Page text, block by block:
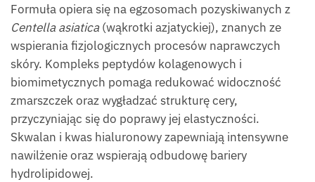
Formuła opiera się na egzosomach pozyskiwanych z
Centella asiatica(wąkrotki azjatyckiej), znanych ze
wspierania fizjologicznych procesów naprawczych
skóry. Kompleks peptydów kolagenowych i
biomimetycznych pomaga redukować widoczność
zmarszczek oraz wygładzać strukturę cery,
przyczyniając się do poprawy jej elastyczności.
Skwalan i kwas hialuronowy zapewniają intensywne
nawilżenie oraz wspierają odbudowę bariery
hydrolipidowej.